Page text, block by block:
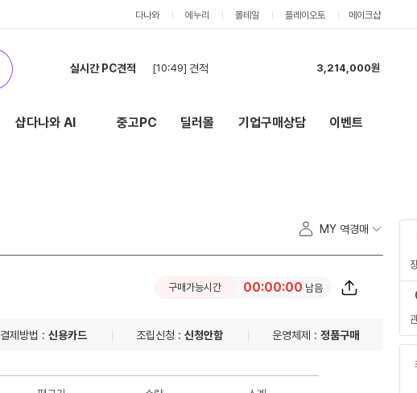
다나와 에누리 몰테일 플레이오토 메이크샵
실시간 PC견적 [10:49] 견적
3,214,000원
[10:15] 견적요청합니다.
4,365,000원
2,574,000원
[09:46]카드 최저가 바로 구매합니다3,234,000원
샵다나와 AI 중고PC 딜러몰 기업구매상담 이벤트
MY 역경매
구매가능시간 00:00:00 남음
결제방법 : 신용카드 조립신청 : 신청안함 운영체제 : 정품구매